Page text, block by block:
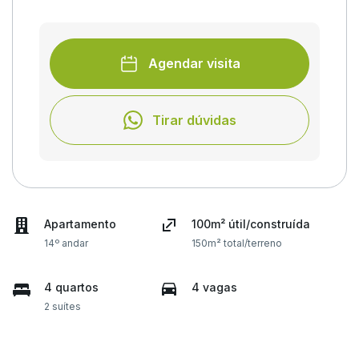
Agendar visita
Tirar dúvidas
Apartamento
14º andar
100m² útil/construída
150m² total/terreno
4 quartos
2 suítes
4 vagas